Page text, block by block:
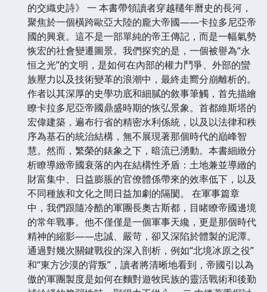
的交織史詩》 一 本書帶領讀者穿越韆年曆史的長河，
聚焦於一個橫跨歐亞大陸的龐大帝國——卡拉多尼亞帝
國的興衰。這不是一部單純的帝王傳記，而是一幅氣勢
恢宏的社會變遷圖景。我們探究的是，一個被譽為“永
恒之光”的文明，是如何在內部的權力鬥爭、外部的蠻
族壓力以及技術變革的浪潮中，最終走嚮分崩離析的。
作者以其深厚的史學功底和細膩的敘事筆觸，首先描繪
瞭卡拉多尼亞帝國鼎盛時期的恢弘景象。首都維斯塔的
宏偉建築，遍布行省的精密水利係統，以及以法律和秩
序為基石的統治結構，無不展現著那個時代的巔峰智
慧。然而，繁榮的錶象之下，暗流已湧動。本書細緻分
析瞭導緻帝國衰落的內在結構性矛盾：土地兼並導緻的
財富集中、日益膨脹的官僚體係帶來的效率低下，以及
不同種族和文化之間日益加劇的隔閡。 在軍事篇章
中，我們跟隨冷酷的軍團長奧古斯都，目睹瞭帝國邊境
的常年戰事。他不僅僅是一個軍事天纔，更是那個時代
精神的縮影——忠誠、嚴苛，卻又深陷於體製的泥潭。
通過對幾次關鍵戰役的深入剖析，例如“北境冰原之役”
和“東方沙漠的背叛”，讀者將清晰地看到，帝國引以為
傲的軍團製度是如何在麵對遊牧民族的靈活戰術和後勤